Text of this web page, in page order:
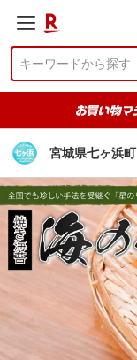
宮城県七ヶ浜町